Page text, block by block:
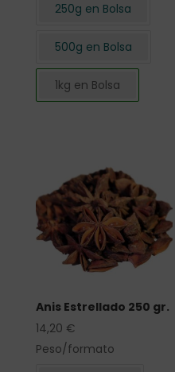
250g en Bolsa
500g en Bolsa
1kg en Bolsa
Anis Estrellado 250 gr.
14,20 €
Peso/formato